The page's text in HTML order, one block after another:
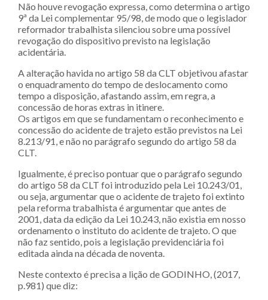
Não houve revogação expressa, como determina o artigo
9ª da Lei complementar 95/98, de modo que o legislador
reformador trabalhista silenciou sobre uma possível
revogação do dispositivo previsto na legislação
acidentária.
A alteração havida no artigo 58 da CLT objetivou afastar
o enquadramento do tempo de deslocamento como
tempo a disposição, afastando assim, em regra, a
concessão de horas extras in itinere.
Os artigos em que se fundamentam o reconhecimento e
concessão do acidente de trajeto estão previstos na Lei
8.213/91, e não no parágrafo segundo do artigo 58 da
CLT.
Igualmente, é preciso pontuar que o parágrafo segundo
do artigo 58 da CLT foi introduzido pela Lei 10.243/01,
ou seja, argumentar que o acidente de trajeto foi extinto
pela reforma trabalhista é argumentar que antes de
2001, data da edição da Lei 10.243, não existia em nosso
ordenamento o instituto do acidente de trajeto. O que
não faz sentido, pois a legislação previdenciária foi
editada ainda na década de noventa.
Neste contexto é precisa a lição de GODINHO, (2017,
p.981) que diz: